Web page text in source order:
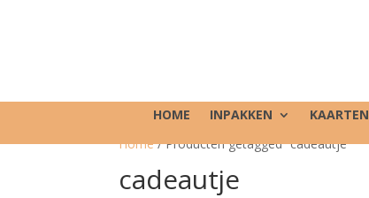
HOME INPAKKEN KAARTEN
Home/ Producten getagged “cadeautje”
cadeautje